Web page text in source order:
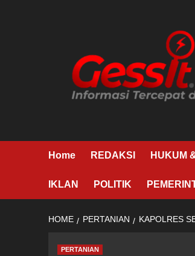
Home REDAKSI HUKUM
IKLAN POLITIK
HOME PERTANIAN ​KAPOLRES
PERTANIAN